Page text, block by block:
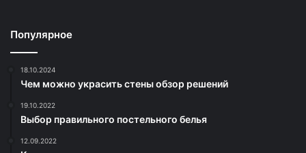
Популярное
18.10.2024
Чем можно украсить стены обзор решений
19.10.2022
Выбор правильного постельного белья
12.09.2022